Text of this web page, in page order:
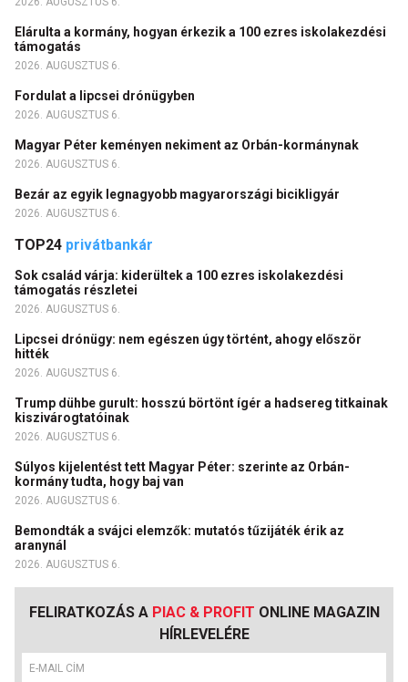
Elárulta a kormány, hogyan érkezik a 100 ezres iskolakezdési
támogatás
2026. AUGUSZTUS 6.
Fordulat a lipcsei drónügyben
2026. AUGUSZTUS 6.
Magyar Péter keményen nekiment az Orbán-kormánynak
2026. AUGUSZTUS 6.
Bezár az egyik legnagyobb magyarországi bicikligyár
2026. AUGUSZTUS 6.
TOP24 privátbankár
Sok család várja: kiderültek a 100 ezres iskolakezdési
támogatás részletei
2026. AUGUSZTUS 6.
Lipcsei drónügy: nem egészen úgy történt, ahogy először
hitték
2026. AUGUSZTUS 6.
Trump dühbe gurult: hosszú börtönt ígér a hadsereg titkainak
kiszivárogtatóinak
2026. AUGUSZTUS 6.
Súlyos kijelentést tett Magyar Péter: szerinte az Orbán-
kormány tudta, hogy baj van
2026. AUGUSZTUS 6.
Bemondták a svájci elemzők: mutatós tűzijáték érik az
aranynál
2026. AUGUSZTUS 6.
FELIRATKOZÁS A PIAC & PROFIT ONLINE MAGAZIN
HÍRLEVELÉRE